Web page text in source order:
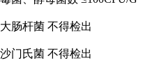
大肠杆菌 不得检出
沙门氏菌 不得检出